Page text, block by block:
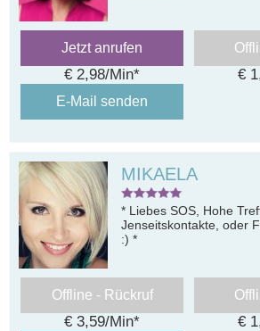
Jetzt anrufen
€ 2,98/Min* €
E-Mail senden
MIKAELA
* Liebes SOS, Hohe
Jenseitskontakte, oder
:) *
Offline - Rückruf
€ 3,59/Min* €